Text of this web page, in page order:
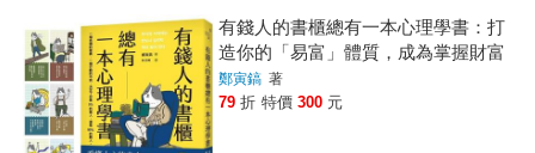
有錢人的書櫃總有一本心理學書：打
造你的「易富」體質，成為掌握財富
的5%人！
鄭寅鎬 著
79 折 特價 300 元